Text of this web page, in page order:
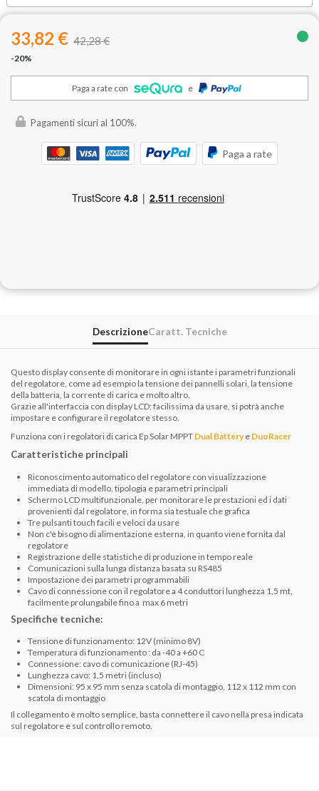
33,82 € 42,28 €
-20%
Paga a rate con e
Pagamenti sicuri al 100%.
Paga a rate
DescrizioneCaratt. Tecniche
Questo display consente di monitorare in ogni istante i parametri funzionali
del regolatore, come ad esempio la tensione dei pannelli solari, la tensione
della batteria, la corrente di carica e molto altro.
Grazie all'interfaccia con display LCD; facilissima da usare, si potrà anche
impostare e configurare il regolatore stesso.
Funziona con i regolatori di carica Ep Solar MPPT Dual Battery e DuoRacer
Caratteristiche principali
Riconoscimento automatico del regolatore con visualizzazione
immediata di modello, tipologia e parametri principali
Schermo LCD multifunzionale, per monitorare le prestazioni ed i dati
provenienti dal regolatore, in forma sia testuale che grafica
Tre pulsanti touch facili e veloci da usare
Non c'è bisogno di alimentazione esterna, in quanto viene fornita dal
regolatore
Registrazione delle statistiche di produzione in tempo reale
Comunicazioni sulla lunga distanza basata su RS485
Impostazione dei parametri programmabili
Cavo di connessione con il regolatore a 4 conduttori lunghezza 1,5 mt,
facilmente prolungabile fino a max 6 metri
Specifiche tecniche:
Tensione di funzionamento: 12V (minimo 8V)
Temperatura di funzionamento : da -40 a +60 C
Connessione: cavo di comunicazione (RJ-45)
Lunghezza cavo: 1,5 metri (incluso)
Dimensioni: 95 x 95 mm senza scatola di montaggio, 112 x 112 mm con
scatola di montaggio
Il collegamento è molto semplice, basta connettere il cavo nella presa indicata
sul regolatore e sul controllo remoto.